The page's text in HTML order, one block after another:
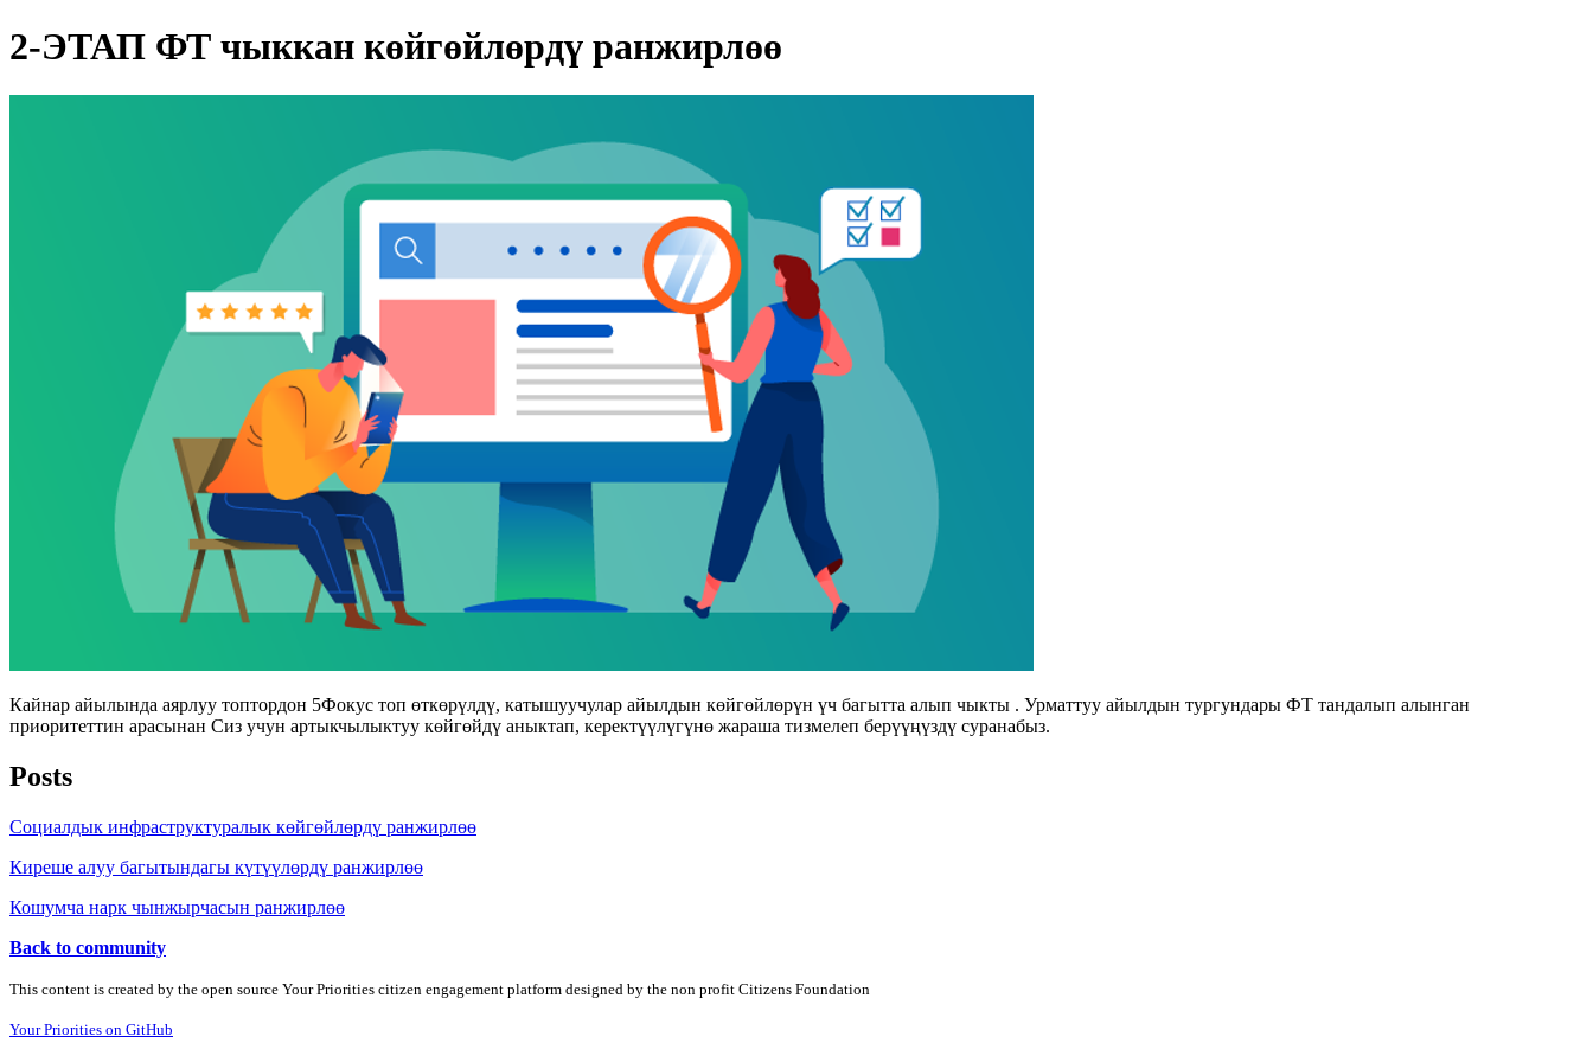
2-ЭТАП ФТ чыккан көйгөйлөрдү ранжирлөө
Кайнар айылында аярлуу топтордон 5Фокус топ өткөрүлдү, катышуучулар айылдын көйгөйлөрүн үч багытта алып чыкты . Урматтуу айылдын тургундары ФТ тандалып алынган
приоритеттин арасынан Сиз учун артыкчылыктуу көйгөйдү аныктап, керектүүлүгүнө жараша тизмелеп берүүңүздү суранабыз.
Posts
Социалдык инфраструктуралык көйгөйлөрдү ранжирлөө
Киреше алуу багытындагы күтүүлөрдү ранжирлөө
Кошумча нарк чынжырчасын ранжирлөө
Back to community
This content is created by the open source Your Priorities citizen engagement platform designed by the non profit Citizens Foundation
Your Priorities on GitHub